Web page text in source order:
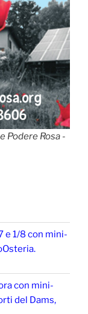
Podere Rosa -
e 1/8 con mini-
con mini-
del Dams,